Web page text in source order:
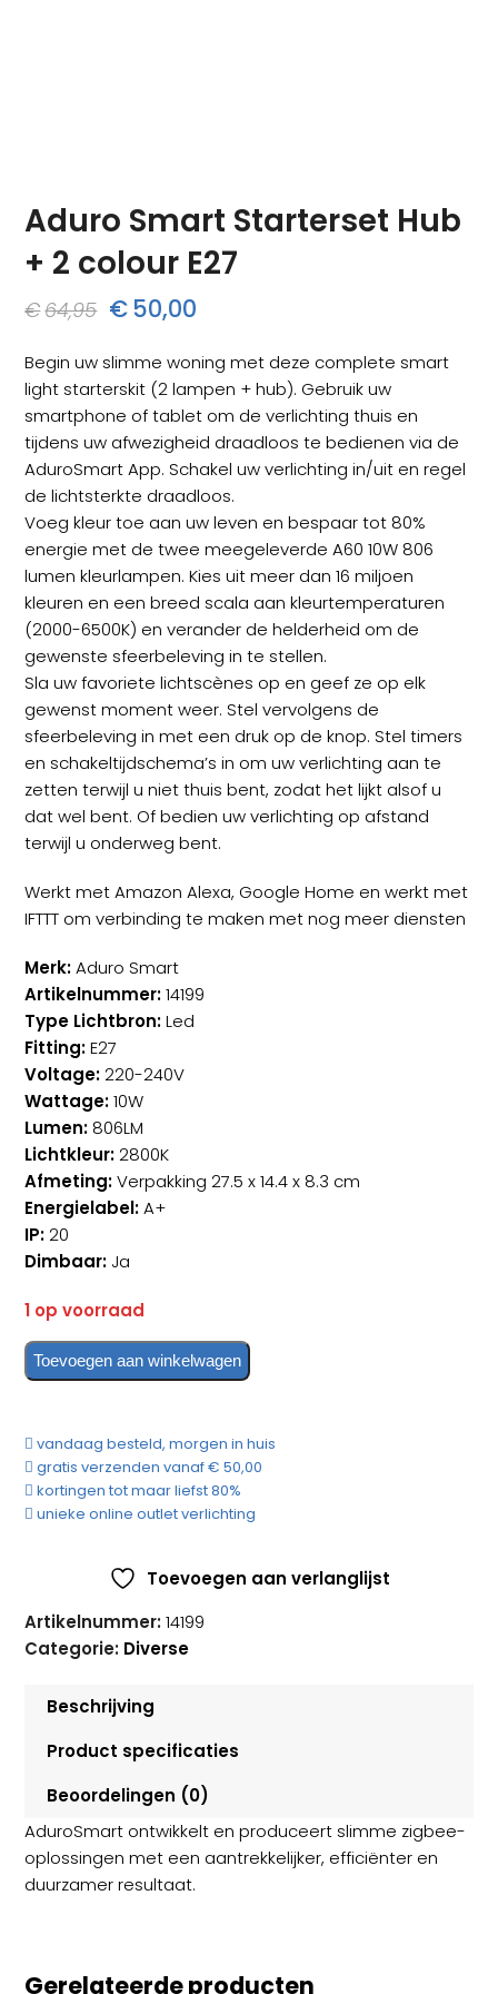
Aduro Smart Starterset Hub
+ 2 colour E27
€64,95 Oorspronkelijke
was:
€64,95.
€50,00
is:
€50,00.
Begin uw slimme woning met deze complete smart
light starterskit (2 lampen + hub). Gebruik uw
smartphone of tablet om de verlichting thuis en
tijdens uw afwezigheid draadloos te bedienen via de
AduroSmart App. Schakel uw verlichting in/uit en regel
de lichtsterkte draadloos.
Voeg kleur toe aan uw leven en bespaar tot 80%
energie met de twee meegeleverde A60 10W 806
lumen kleurlampen. Kies uit meer dan 16 miljoen
kleuren en een breed scala aan kleurtemperaturen
(2000-6500K) en verander de helderheid om de
gewenste sfeerbeleving in te stellen.
Sla uw favoriete lichtscènes op en geef ze op elk
gewenst moment weer. Stel vervolgens de
sfeerbeleving in met een druk op de knop. Stel timers
en schakeltijdschema’s in om uw verlichting aan te
zetten terwijl u niet thuis bent, zodat het lijkt alsof u
dat wel bent. Of bedien uw verlichting op afstand
terwijl u onderweg bent.
Werkt met Amazon Alexa, Google Home en werkt met
IFTTT om verbinding te maken met nog meer diensten
Merk:Aduro Smart
Artikelnummer:14199
Type Lichtbron:Led
Fitting:E27
Voltage:220-240V
Wattage:10W
Lumen: 806LM
Lichtkleur:2800K
Afmeting:Verpakking 27.5 x 14.4 x 8.3 cm
Energielabel:A+
IP:20
Dimbaar: Ja
1 op voorraad
Aduro
Hub
+
2
Toevoegen aan winkelwagen
vandaag besteld, morgen in huis
gratis verzenden vanaf € 50,00
kortingen tot maar liefst 80%
unieke online outlet verlichting
Toevoegen aan verlanglijst
Artikelnummer: 14199
Categorie: Diverse
Beschrijving
Product specificaties
Beoordelingen (0)
AduroSmart ontwikkelt en produceert slimme zigbee-
oplossingen met een aantrekkelijker, efficiënter en
duurzamer resultaat.
Gerelateerde producten